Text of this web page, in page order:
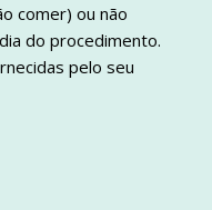
comer) ou não
do procedimento.
pelo seu